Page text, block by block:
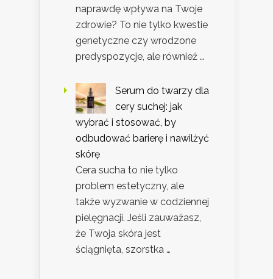
naprawdę wpływa na Twoje
zdrowie? To nie tylko kwestie
genetyczne czy wrodzone
predyspozycje, ale również …
Serum do twarzy dla
cery suchej: jak
wybrać i stosować, by
odbudować barierę i nawilżyć
skórę
Cera sucha to nie tylko
problem estetyczny, ale
także wyzwanie w codziennej
pielęgnacji. Jeśli zauważasz,
że Twoja skóra jest
ściągnięta, szorstka …